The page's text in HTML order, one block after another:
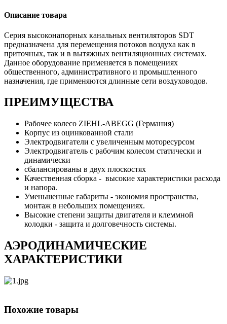
Описание товара
Серия высоконапорных канальных вентиляторов SDT
предназначена для перемещения потоков воздуха как в
приточных, так и в вытяжных вентиляционных системах.
Данное оборудование применяется в помещениях
общественного, административного и промышленного
назначения, где применяются длинные сети воздуховодов.
ПРЕИМУЩЕСТВА
Рабочее колесо ZIEHL-ABEGG (Германия)
Корпус из оцинкованной стали
Электродвигатели с увеличенным моторесурсом
Электродвигатель с рабочим колесом статически и
динамически
сбалансированы в двух плоскостях
Качественная сборка - высокие характеристики расхода
и напора.
Уменьшенные габариты - экономия пространства,
монтаж в небольших помещениях.
Высокие степени защиты двигателя и клеммной
колодки - защита и долговечность системы.
АЭРОДИНАМИЧЕСКИЕ
ХАРАКТЕРИСТИКИ
Похожие товары